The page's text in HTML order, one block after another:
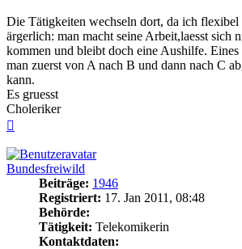
Die Tätigkeiten wechseln dort, da ich
ärgerlich: man macht seine Arbeit,laesst sich
kommen und bleibt doch eine Aushilfe. Eines
man zuerst von A nach B und dann nach C
kann.
Es gruesst
Choleriker
Bundesfreiwild
Beiträge: 1946
Registriert: 17. Jan 2011, 08:48
Behörde:
Tätigkeit: Telekomikerin
Kontaktdaten: